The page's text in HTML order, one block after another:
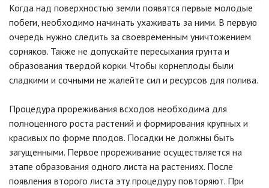
Когда над поверхностью земли появятся первые молодые
побеги, необходимо начинать ухаживать за ними. В первую
очередь нужно следить за своевременным уничтожением
сорняков. Также не допускайте пересыхания грунта и
образования твердой корки. Чтобы корнеплоды были
сладкими и сочными не жалейте сил и ресурсов для полива.
Процедура прореживания всходов необходима для
полноценного роста растений и формирования крупных и
красивых по форме плодов. Посадки не должны быть
загущенными. Первое прореживание осуществляется на
этапе образования одного листа на растениях. После
появления второго листа эту процедуру повторяют. При